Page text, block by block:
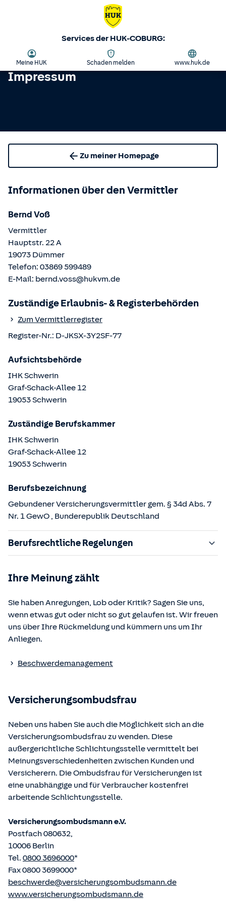
Services der HUK-COBURG:
Meine HUK Schaden melden www.huk.de
Impressum
Zu meiner Homepage
Informationen über den Vermittler
Bernd Voß
Vermittler
Hauptstr. 22 A
19073 Dümmer
Telefon: 03869 599489
E-Mail: bernd.voss@hukvm.de
Zuständige Erlaubnis- & Registerbehörden
Zum Vermittlerregister
Register-Nr.: D-JKSX-3Y2SF-77
Aufsichtsbehörde
IHK Schwerin
Graf-Schack-Allee 12
19053Schwerin
Zuständige Berufskammer
IHK Schwerin
Graf-Schack-Allee 12
19053Schwerin
Berufsbezeichnung
Gebundener Versicherungsvermittler gem. § 34d Abs. 7
Nr. 1 GewO , Bunderepublik Deutschland
Berufsrechtliche Regelungen
§§ 59 – 68 Gesetz über den Versicherungsvertrag
§ 48b Versicherungsaufsichtsgesetz (VAG)
Verordnung über die Versicherungsvermittlung und -
Die berufsrechtlichen Regelungen können über die vom
eingesehen und abgerufen werden.
Ihre Meinung zählt
Sie haben Anregungen, Lob oder Kritik? Sagen Sie uns,
wenn etwas gut oder nicht so gut gelaufen ist. Wir freuen
uns über Ihre Rückmeldung und kümmern uns um Ihr
Anliegen.
Beschwerdemanagement
Versicherungsombudsfrau
Neben uns haben Sie auch die Möglichkeit sich an die
Versicherungsombudsfrau zu wenden. Diese
außergerichtliche Schlichtungsstelle vermittelt bei
Meinungsverschiedenheiten zwischen Kunden und
Versicherern. Die Ombudsfrau für Versicherungen ist
eine unabhängige und für Verbraucher kostenfrei
arbeitende Schlichtungsstelle.
Versicherungsombudsmann e.V.
Postfach 080632,
10006 Berlin
Tel. 0800 3696000*
Fax 0800 3699000*
beschwerde@versicherungsombudsmann.de
www.versicherungsombudsmann.de